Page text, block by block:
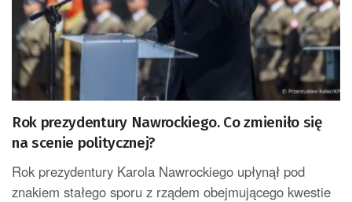
Rok prezydentury Nawrockiego. Co zmieniło się
na scenie politycznej?
Rok prezydentury Karola Nawrockiego upłynął pod
znakiem stałego sporu z rządem obejmującego kwestie